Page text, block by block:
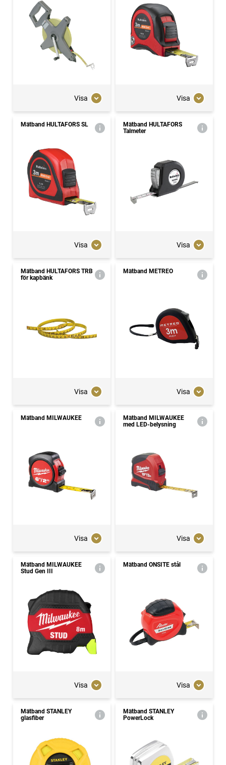
Visa Visa
Mätband HULTAFORS SL
Visa
Mätband HULTAFORS
Talmeter
Visa
Mätband HULTAFORS TRB
för kapbänk
Visa
Mätband METREO
Visa
Mätband MILWAUKEE
Visa
Mätband MILWAUKEE
med LED-belysning
Visa
Mätband MILWAUKEE
Stud Gen III
Visa
Mätband ONSITE stål
Visa
Mätband STANLEY
glasfiber
Mätband STANLEY
PowerLock